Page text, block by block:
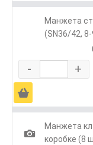
Манжета
(SN36/42,
- +
Ä
1
Манжета
коробке (8